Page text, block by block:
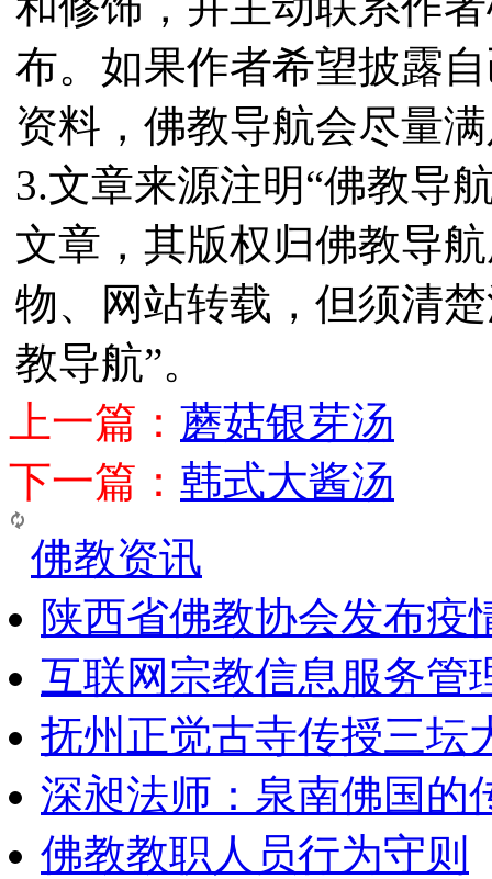
布。如果作者希望披露
资料，佛教导航会尽量
3.文章来源注明“佛教导
文章，其版权归佛教导
物、网站转载，但须清
教导航”。
上一篇： 蘑菇银芽汤
下一篇： 韩式大酱汤
佛教资讯
陕西省佛教协会发布疫
互联网宗教信息服务管
抚州正觉古寺传授三坛
深昶法师：泉南佛国的
佛教教职人员行为守则